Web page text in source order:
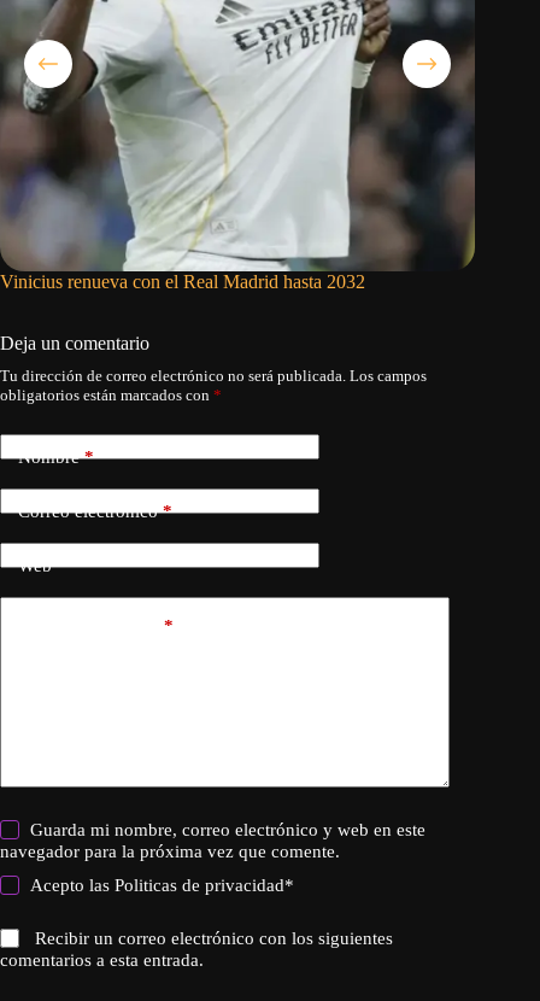
Vinicius renueva con el Real Madrid hasta 2032
Deja un comentario
Tu dirección de correo electrónico no será publicada. Los campos
obligatorios están marcados con *
Nombre*
Correo electrónico*
Web
*
Guarda mi nombre, correo electrónico y web en este
navegador para la próxima vez que comente.
Acepto lasPoliticas de privacidad*
Recibir un correo electrónico con los siguientes
comentarios a esta entrada.